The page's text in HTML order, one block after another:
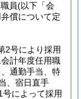
員(以下「会
償について定
2号により採用
計年度任用職
通勤手当、特
、宿日直手
によって採用